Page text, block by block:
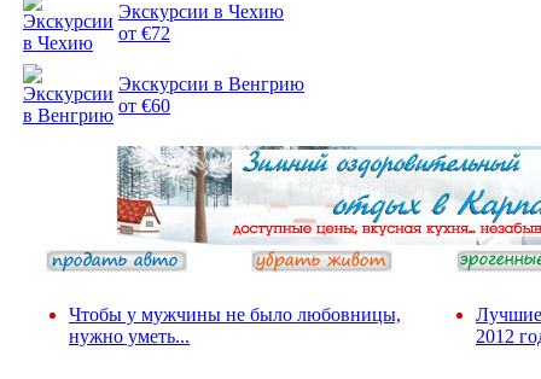
Экскурсии в Чехию
от €72
Экскурсии в Венгрию
от €60
Чтобы у мужчины не было любовницы,
нужно уметь...
Лучшие
2012